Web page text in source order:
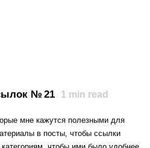
№ 21 1 min read
мне кажутся полезными для
в посты, чтобы ссылки